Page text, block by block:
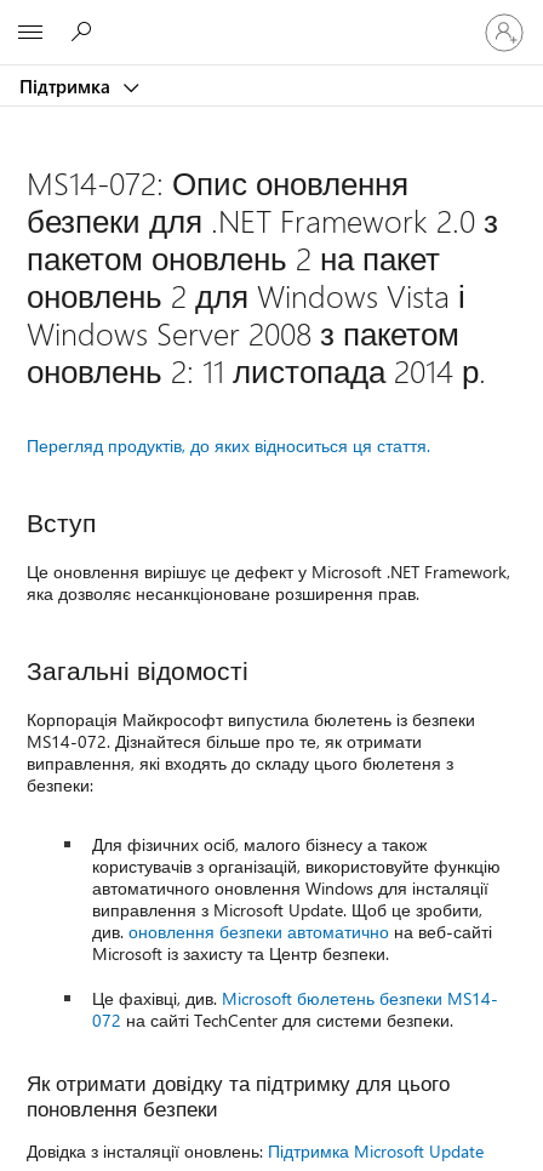
Підтримка
Увійдіть
свій
запис
MS14-072: Опис оновлення
безпеки для .NET Framework 2.0 з
пакетом оновлень 2 на пакет
оновлень 2 для Windows Vista і
Windows Server 2008 з пакетом
оновлень 2: 11 листопада 2014 р.
Перегляд продуктів, до яких відноситься ця стаття.
Вступ
Це оновлення вирішує це дефект у Microsoft .NET Framework,
яка дозволяє несанкціоноване розширення прав.
Загальні відомості
Корпорація Майкрософт випустила бюлетень із безпеки
MS14-072. Дізнайтеся більше про те, як отримати
виправлення, які входять до складу цього бюлетеня з
безпеки:
Для фізичних осіб, малого бізнесу а також
користувачів з організацій, використовуйте функцію
автоматичного оновлення Windows для інсталяції
виправлення з Microsoft Update. Щоб це зробити,
див.оновлення безпеки автоматично на веб-сайті
Microsoft із захисту та Центр безпеки.
Це фахівці, див. Microsoft бюлетень безпеки MS14-
072 на сайті TechCenter для системи безпеки.
Як отримати довідку та підтримку для цього
поновлення безпеки
Довідка з інсталяції оновлень: Підтримка Microsoft Update